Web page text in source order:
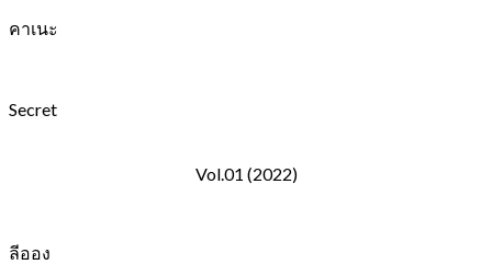
คาเนะ
Secret
Vol.01 (2022)
ลีออง